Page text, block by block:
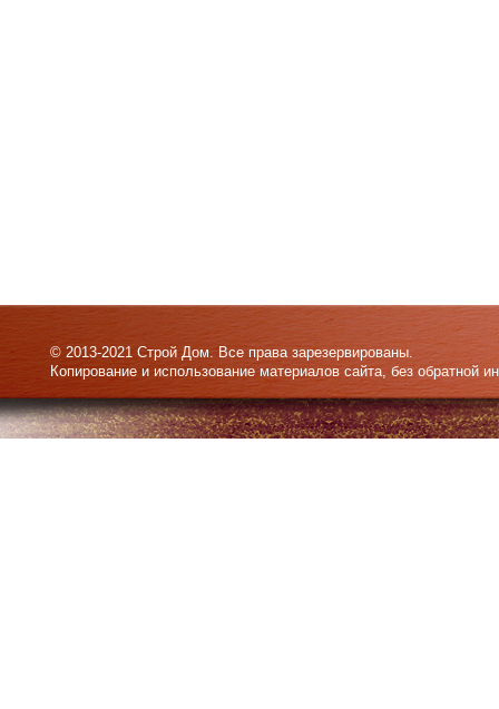
© 2013-2021 Строй Дом. Все права зарезервированы.
Копирование и использование материалов сайта, без обратной